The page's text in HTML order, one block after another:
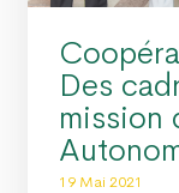
Des
mission
19 Mai 2021